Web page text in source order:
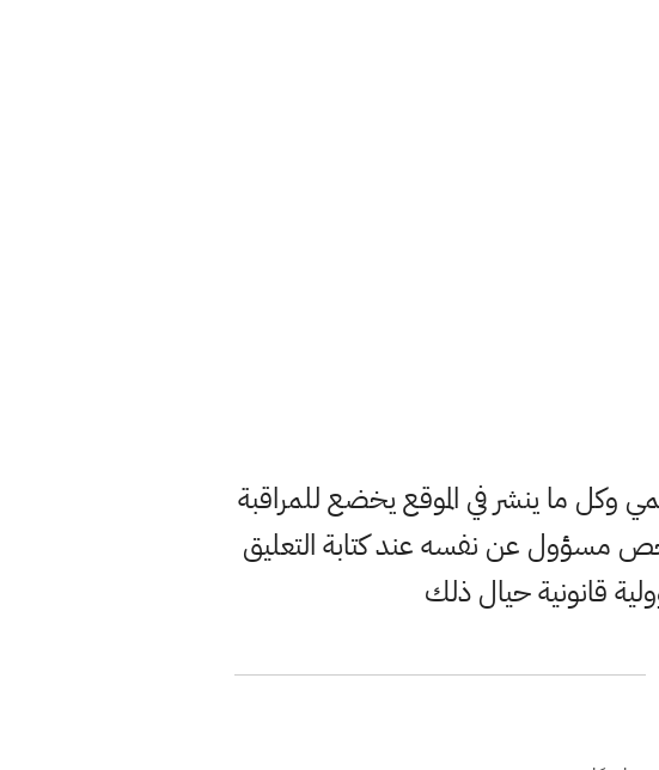
وكل ما ينشر في الموقع يخضع للمراقبة
مسؤول عن نفسه عند كتابة التعليق
قانونية حيال ذلك